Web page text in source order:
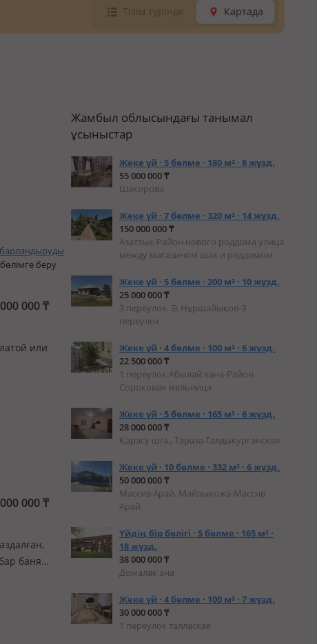
Тізім түрінде Картада
беру
000₸
или
000₸
баня
Жамбыл облысындағы танымал
ұсыныстар
Жеке үй · 5 бөлме · 180 м² · 8 жүзд.
55 000 000 ₸
Шакирова
Жеке үй · 7 бөлме · 320 м² · 14 жүзд.
150 000 000 ₸
Азаттык-Район нового роддома улица
между магазином шах и роддомом.
Жеке үй · 5 бөлме · 200 м² · 10 жүзд.
25 000 000 ₸
3 переулок. Ә. Нұршайықов-3
переулок
Жеке үй · 4 бөлме · 100 м² · 6 жүзд.
22 500 000 ₸
1 переулок Абылай хана-Район
Сороковая мельница
Жеке үй · 5 бөлме · 165 м² · 6 жүзд.
28 000 000 ₸
Қарасу ш/а., Тараза-Талдыкурганская
Жеке үй · 10 бөлме · 332 м² · 6 жүзд.
50 000 000 ₸
Массив Арай. Майлыкожа-Массив
Арай
Үйдің бір бөлігі · 5 бөлме · 165 м² ·
18 жүзд.
38 000 000 ₸
Домалак ана
Жеке үй · 4 бөлме · 100 м² · 7 жүзд.
30 000 000 ₸
1 переулок таллаская